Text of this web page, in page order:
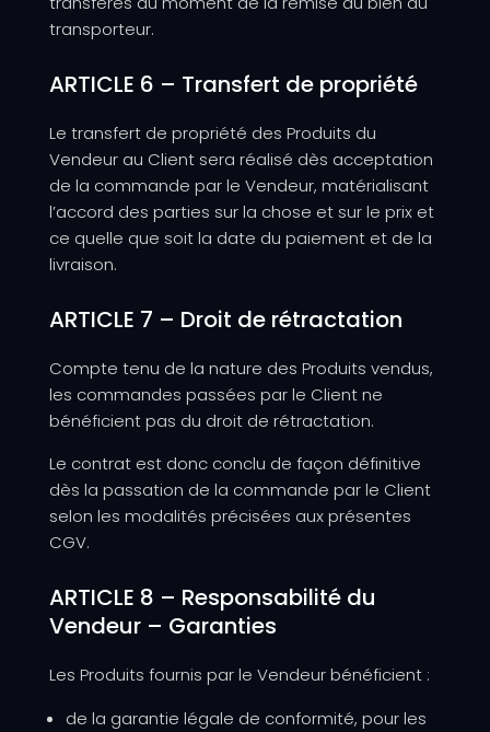
transporteur.
ARTICLE 6 – Transfert de propriété
Le transfert de propriété des Produits du
Vendeur au Client sera réalisé dès acceptation
de la commande par le Vendeur, matérialisant
l’accord des parties sur la chose et sur le prix et
ce quelle que soit la date du paiement et de la
livraison.
ARTICLE 7 – Droit de rétractation
Compte tenu de la nature des Produits vendus,
les commandes passées par le Client ne
bénéficient pas du droit de rétractation.
Le contrat est donc conclu de façon définitive
dès la passation de la commande par le Client
selon les modalités précisées aux présentes
CGV.
ARTICLE 8 – Responsabilité du
Vendeur – Garanties
Les Produits fournis par le Vendeur bénéficient :
de la garantie légale de conformité, pour les